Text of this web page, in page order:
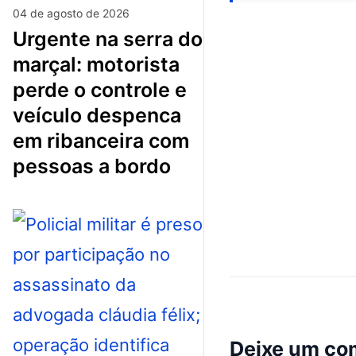
04 de agosto de 2026
urgente na serra do
marçal: motorista
perde o controle e
veículo despenca
em ribanceira com
pessoas a bordo
Deixe um